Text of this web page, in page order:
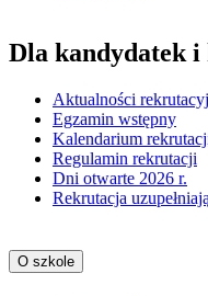
Dla kandydatek i
Aktualności
Egzamin wstępny
Kalendarium
Regulamin rekrutacji
Dni otwarte 2026 r.
Rekrutacja
O szkole